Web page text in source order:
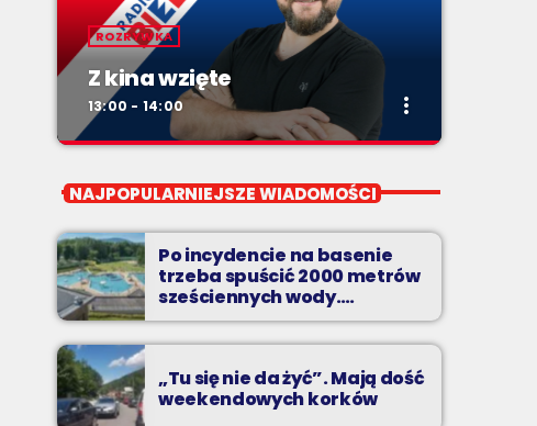
ROZRYWKA
Z kina wzięte
13:00 - 14:00 more_vert
Z kina wzięte
Z Kina Wzięte to audycja w której film
występuje roli głównej.
NAJPOPULARNIEJSZE WIADOMOŚCI
Po incydencie na basenie
trzeba spuścić 2000 metrów
sześciennych wody.
„Ogromne koszty i ogromna
praca”
„Tu się nie da żyć”. Mają dość
weekendowych korków